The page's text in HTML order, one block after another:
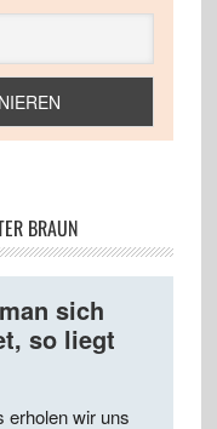
BRAUN
sich
so liegt
erholen wir uns